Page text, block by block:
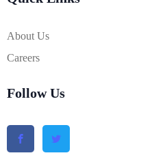
About Us
Careers
Follow Us